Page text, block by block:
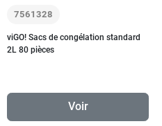
7561328
viGO! Sacs de congélation standard
2L 80 pièces
Voir